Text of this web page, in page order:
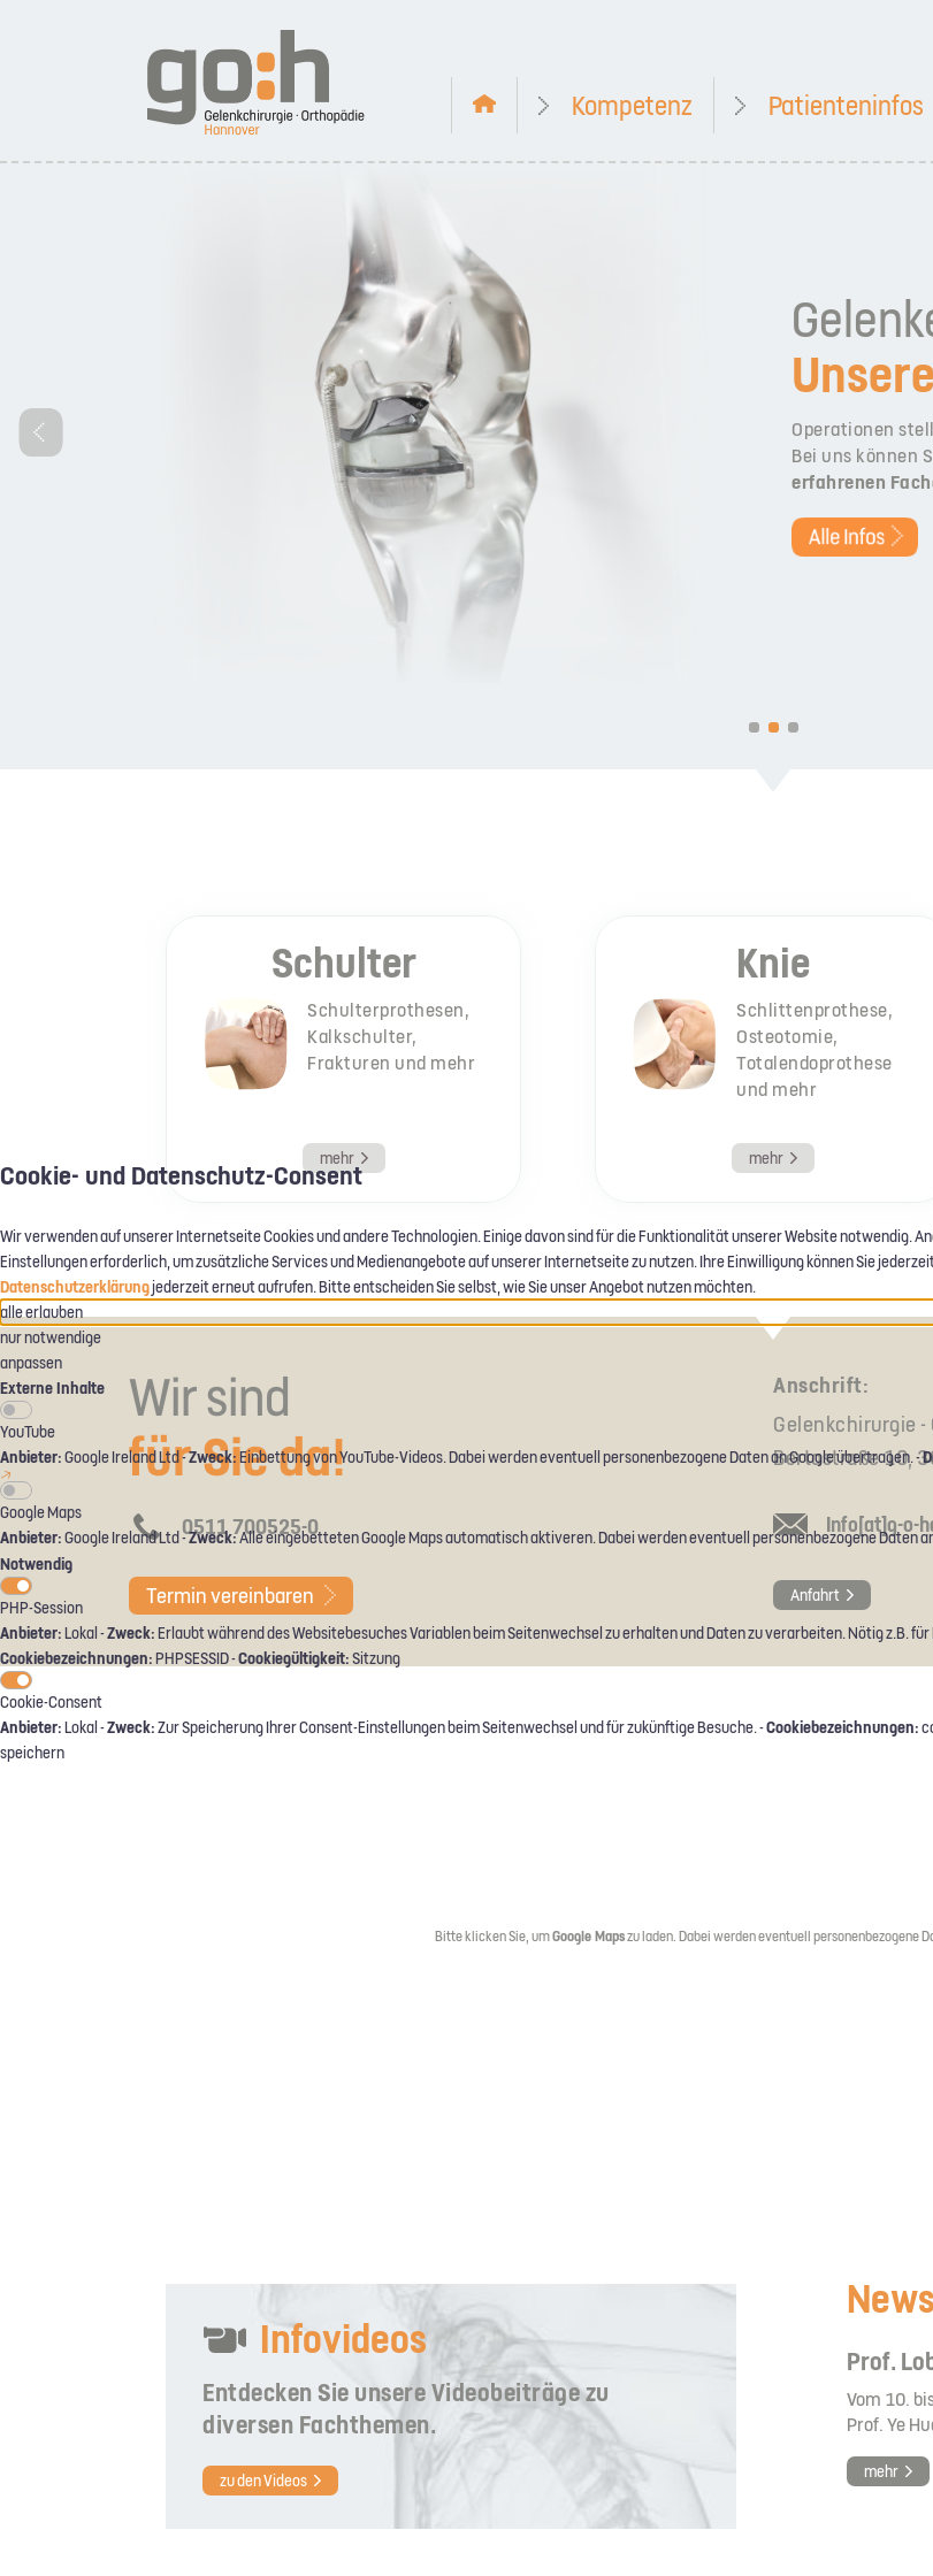
Kompetenz Patienteninfos
Operationen
Bei uns können
erfahrenen
Schulter
Schulterprothesen,
Kalkschulter,
Frakturen und mehr
mehr
Knie
Schlittenprothese,
Osteotomie,
Totalendoprothese
und mehr
mehr
Wir sind
für Sie da!
0511 700525-0
Terminvereinbaren
Anschrift:
Gelenkchirurgie -
Bertastraße 10,
Info[at]g-o-
Anfahrt
Bitte klicken Sie, umGoogle Mapszu laden. Dabei werden eventuell personenbezogene
Infovideos
Entdecken Sie unsere Videobeiträge zu
diversen Fachthemen.
zu den Videos
News
Prof.
Vom 10.
Prof. Ye
mehr
Cookie- und Datenschutz-Consent
Wir verwenden auf unserer Internetseite Cookies und andere Technologien. Einige davon sind für die Funktionalität unserer Website notwendig.
Einstellungen erforderlich, um zusätzliche Services und Medienangebote auf unserer Internetseite zu nutzen. Ihre Einwilligung können Sie
Datenschutzerklärungjederzeit erneut aufrufen. Bitte entscheiden Sie selbst, wie Sie unser Angebot nutzen möchten.
alle erlauben
nur notwendige
anpassen
Externe Inhalte
YouTube
Anbieter:Google Ireland Ltd -Zweck:Einbettung von YouTube-Videos. Dabei werden eventuell personenbezogene Daten an Google übertragen. -
Google Maps
Anbieter:Google Ireland Ltd -Zweck:Alle eingebetteten Google Maps automatisch aktiveren. Dabei werden eventuell personenbezogene Daten
Notwendig
PHP-Session
Anbieter:Lokal -Zweck:Erlaubt während des Websitebesuches Variablen beim Seitenwechsel zu erhalten und Daten zu verarbeiten. Nötig z.B.
Cookiebezeichnungen:PHPSESSID -Cookiegültigkeit:Sitzung
Cookie-Consent
Anbieter:Lokal -Zweck:Zur Speicherung Ihrer Consent-Einstellungen beim Seitenwechsel und für zukünftige Besuche. -Cookiebezeichnungen:
speichern